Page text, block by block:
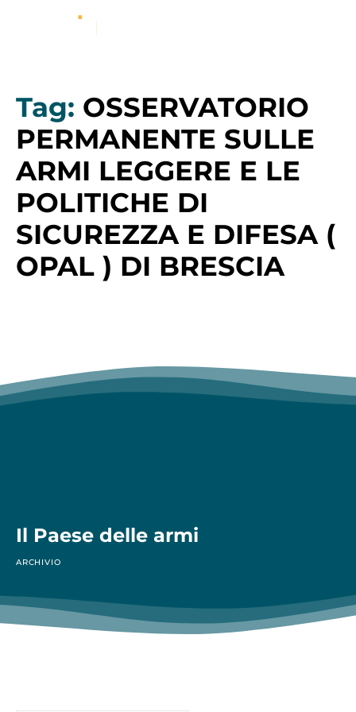
Tag: OSSERVATORIO
PERMANENTE SULLE
ARMI LEGGERE E LE
POLITICHE DI
SICUREZZA E DIFESA (
OPAL ) DI BRESCIA
Il Paese delle armi
ARCHIVIO